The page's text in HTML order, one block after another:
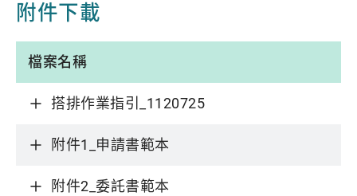
附件下載
檔案名稱
搭排作業指引_1120725
附件1_申請書範本
附件2_委託書範本